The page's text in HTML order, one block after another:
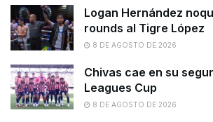
Logan Hernández
rounds al Tigre López
8 DE AGOSTO DE 2026
Chivas cae en su
Leagues Cup
8 DE AGOSTO DE 2026